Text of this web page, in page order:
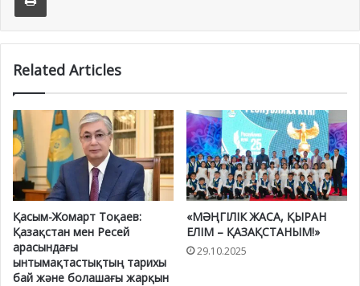
Related Articles
Қасым-Жомарт Тоқаев:
Қазақстан мен Ресей
арасындағы
ынтымақтастықтың тарихы
бай және болашағы жарқын
«МӘҢГІЛІК ЖАСА, ҚЫРАН
ЕЛІМ – ҚАЗАҚСТАНЫМ!»
29.10.2025